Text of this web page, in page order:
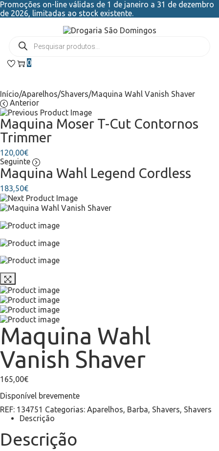
Promoções on-line válidas de 1 de janeiro a 31 de dezembro
de 2026, limitadas ao stock existente.
0
Início/Aparelhos/Shavers/Maquina Wahl Vanish Shaver
Anterior
Maquina Moser T-Cut Contornos
Trimmer
120,00€
Seguinte
Maquina Wahl Legend Cordless
183,50€
Maquina Wahl
Vanish Shaver
165,00€
Disponível brevemente
REF: 134751 Categorias: Aparelhos, Barba, Shavers, Shavers
Descrição
Descrição